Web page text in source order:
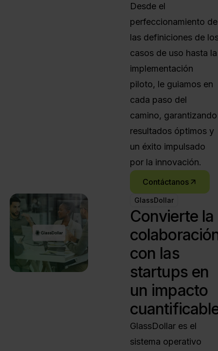
Desde el
perfeccionamiento de
las definiciones de
casos de uso hasta la
implementación
piloto, le guiamos en
cada paso del
camino, garantizando
resultados óptimos y
un éxito impulsado
por la innovación.
Contáctanos
GlassDollar
Convierte la
con las
startups en
un impacto
GlassDollar es el
sistema operativo